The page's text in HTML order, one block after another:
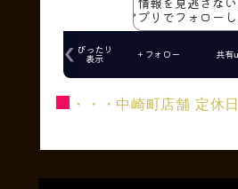
■ ・・・中崎町店舗 定休日